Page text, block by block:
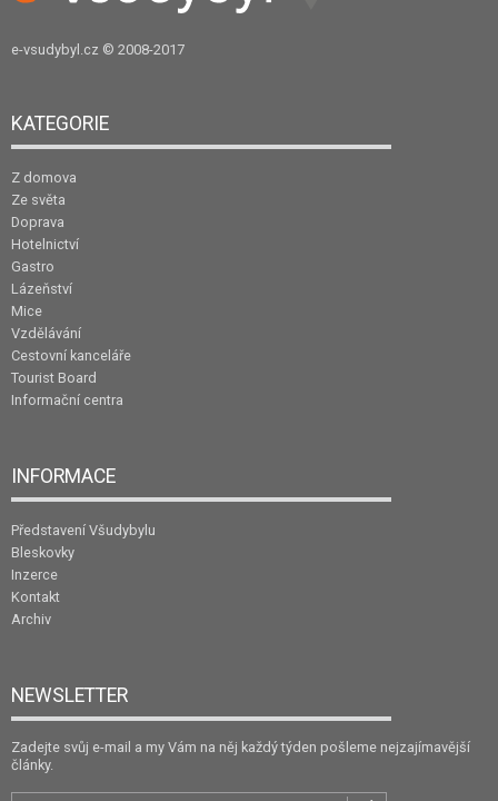
e-vsudybyl.cz © 2008-2017
KATEGORIE
Z domova
Ze světa
Doprava
Hotelnictví
Gastro
Lázeňství
Mice
Vzdělávání
Cestovní kanceláře
Tourist Board
Informační centra
INFORMACE
Představení Všudybylu
Bleskovky
Inzerce
Kontakt
Archiv
NEWSLETTER
Zadejte svůj e-mail a my Vám na něj každý týden pošleme nejzajímavější
články.